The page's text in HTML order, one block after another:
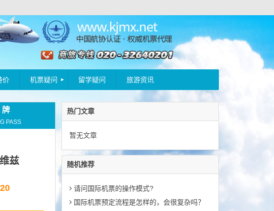
价 机票疑问 留学疑问 旅游资讯
PASS
兹
热门文章
暂无文章
随机推荐
请问国际机票的操作模式?
国际机票预定流程是怎样的，会很复杂吗？